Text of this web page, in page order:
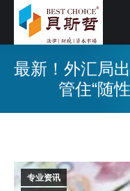
最新！外汇局
管住“随
专业资讯